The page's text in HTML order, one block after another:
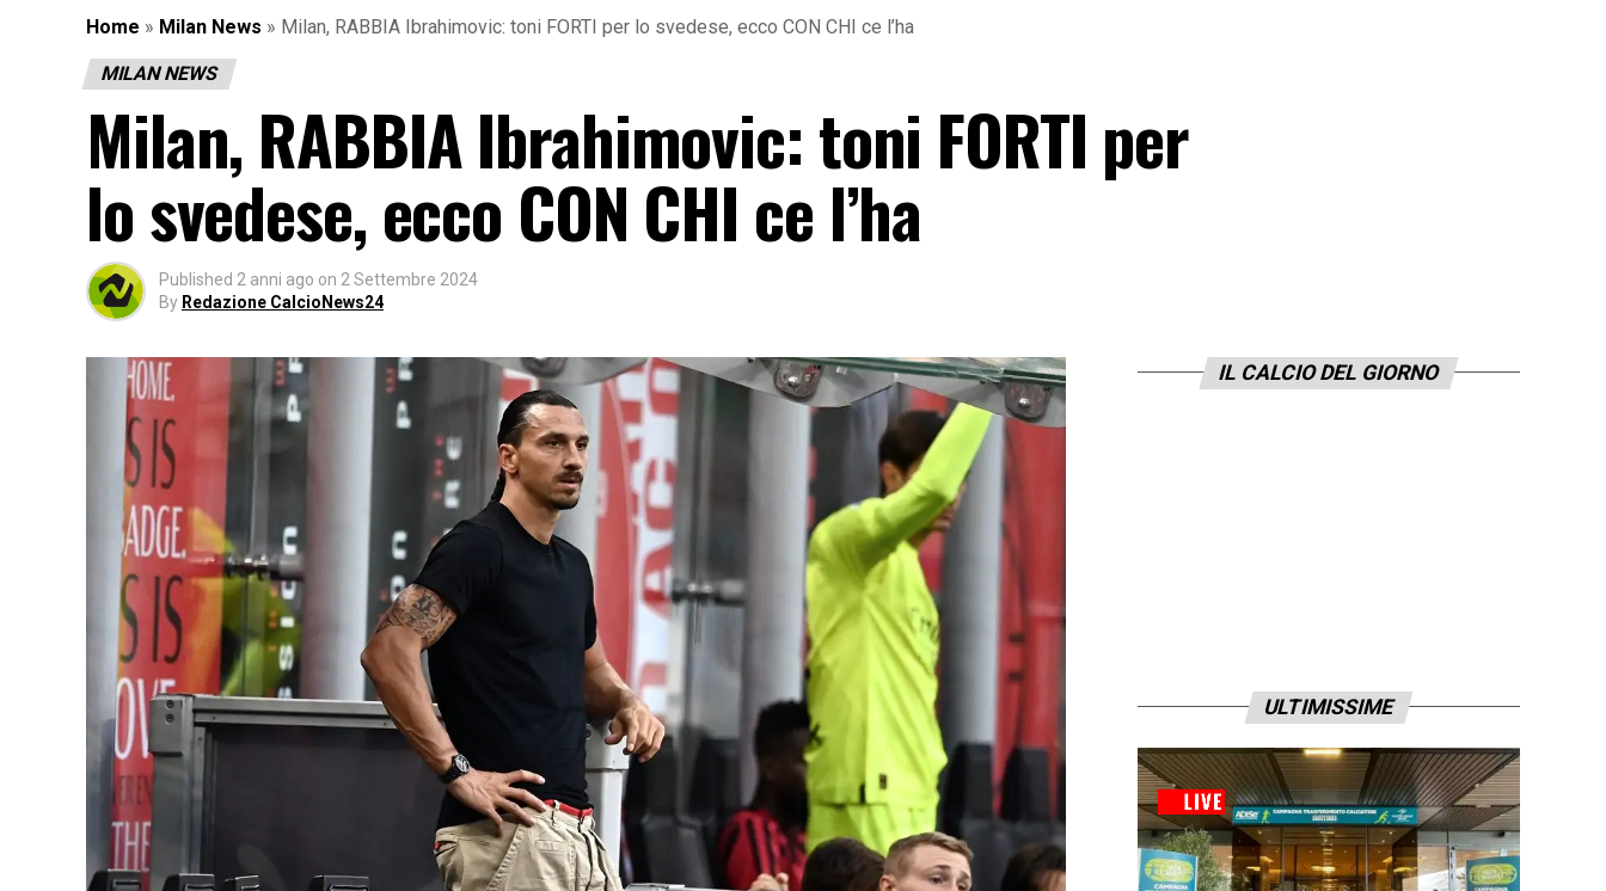
Home » Milan News » Milan, RABBIA Ibrahimovic: toni FORTI per lo svedese, ecco CON CHI ce l’ha
MILAN NEWS
Milan, RABBIA Ibrahimovic: toni FORTI per
lo svedese, ecco CON CHI ce l’ha
Published 2 anni ago on 2 Settembre 2024
By Redazione CalcioNews24
IL CALCIO DEL GIORNO
ULTIMISSIME